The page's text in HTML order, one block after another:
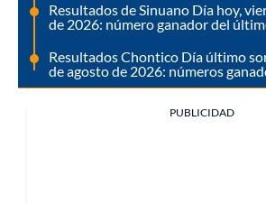
Resultados de Sinuano Día hoy,
de 2026: número ganador del
Resultados Chontico Día último
de agosto de 2026: números
PUBLICIDAD